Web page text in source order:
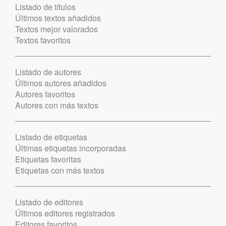
Listado de títulos
Últimos textos añadidos
Textos mejor valorados
Textos favoritos
Listado de autores
Últimos autores añadidos
Autores favoritos
Autores con más textos
Listado de etiquetas
Últimas etiquetas incorporadas
Etiquetas favoritas
Etiquetas con más textos
Listado de editores
Últimos editores registrados